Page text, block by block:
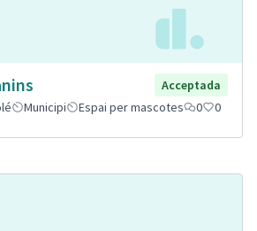
Acceptada
Municipi Espai per mascotes 0 0